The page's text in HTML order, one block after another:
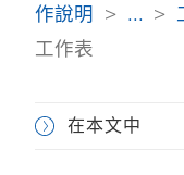
作說明
...
工作表
在本文中